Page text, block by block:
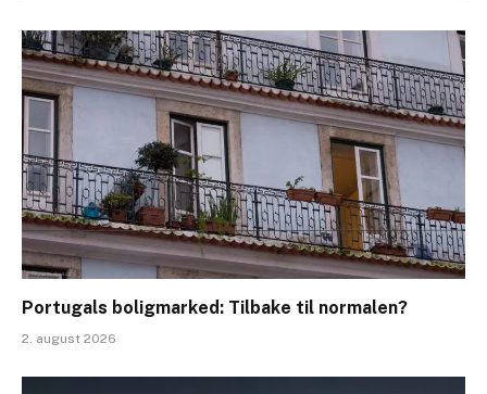
Portugals boligmarked: Tilbake til normalen?
2. august 2026